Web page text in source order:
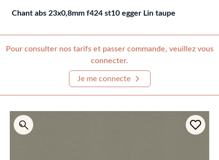
Chant abs 23x0,8mm f424 st10 egger Lin taupe
Pour consulter nos tarifs et passer commande, veuillez vous
connecter.
Je me connecte